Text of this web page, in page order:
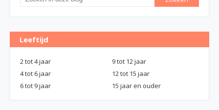
Leeftijd
2 tot 4 jaar
9 tot 12 jaar
4 tot 6 jaar
12 tot 15 jaar
6 tot 9 jaar
15 jaar en ouder